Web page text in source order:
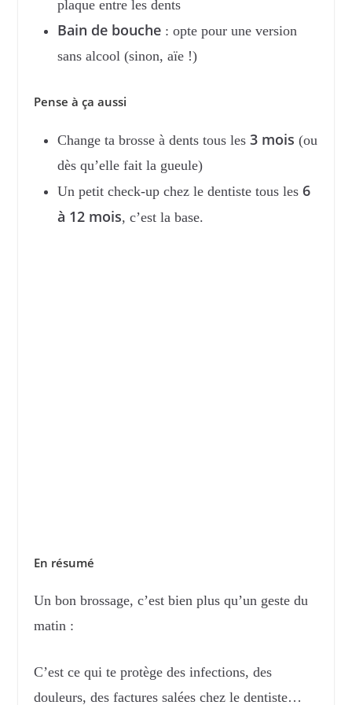
plaque entre les dents
Bain de bouche: opte pour une version
sans alcool (sinon, aïe !)
Pense à ça aussi
Change ta brosse à dents tous les 3 mois (ou
dès qu’elle fait la gueule)
Un petit check-up chez le dentiste tous les 6
à 12 mois, c’est la base.
En résumé
Un bon brossage, c’est bien plus qu’un geste du
matin :
C’est ce qui te protège des infections, des
douleurs, des factures salées chez le dentiste…